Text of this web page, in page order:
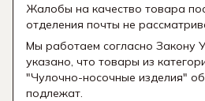
Жалобы на качество товара
отделения почты не
Мы работаем согласно Закону
указано, что товары из
"Чулочно-носочные изделия"
подлежат.